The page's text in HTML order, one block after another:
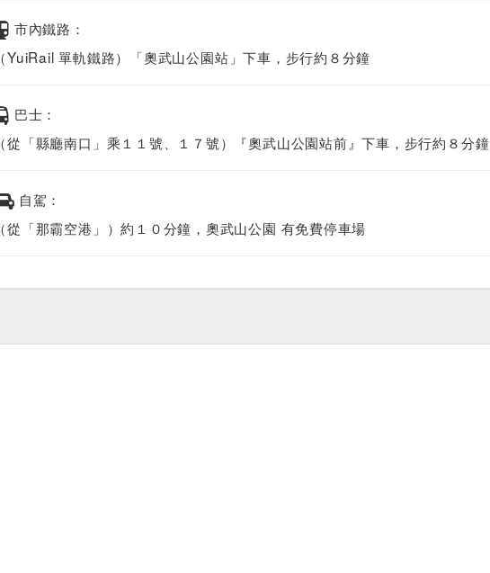
市內鐵路：
（YuiRail 單軌鐵路）「奧武山公園站」下車，步行約８分鐘
巴士：
（從「縣廳南口」乘１１號、１７號）『奧武山公園站前』下車，步行約８分鐘
自駕：
（從「那霸空港」）約１０分鐘，奧武山公園 有免費停車場